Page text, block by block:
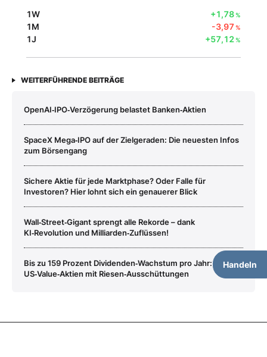
Handeln
1W +1,78%
1M -3,97 %
1J +57,12%
WEITERFÜHRENDE BEITRÄGE
OpenAI‑IPO‑Verzögerung belastet Banken‑Aktien
SpaceX Mega‑IPO auf der Zielgeraden: Die neuesten Infos
zum Börsengang
Sichere Aktie für jede Marktphase? Oder Falle für
Investoren? Hier lohnt sich ein genauerer Blick
Wall‑Street‑Gigant sprengt alle Rekorde – dank
KI‑Revolution und Milliarden‑Zuflüssen!
Bis zu 159 Prozent Dividenden‑Wachstum pro Jahr:
US‑Value‑Aktien mit Riesen‑Ausschüttungen